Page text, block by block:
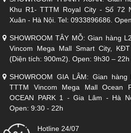
Bàn ăn thông minh mặt đá Ceramic
hoàn hảo cho không gian nội thất
dễ dàng vệ sinh khi sử dụng, giúp cho
nghi và sang trọng hơn. Đây không
còn là nơi để các thành viên trong gia
nhau, tận hưởng những giây phút nghỉ
ngày học tập và làm việc mệt mỏi. Để
hài hòa vừa sang trọng vừa đem đến
chịu thì gia chủ cũng cần hết sức
Khu R1- TTTM Royal City - Số 72
Xuân - Hà Nội. Tel: 0933896686.
SHOWROOM TÂY MỖ: Gian hàng
Vincom Mega Mall Smart City,
(Diện tích: 900m2). Open: 9h30 – 22h
SHOWROOM GIA LÂM: Gian
TTTM Vincom Mega Mall Ocean
OCEAN PARK 1 - Gia Lâm - Hà
Open: 9:30 - 22h
Hotline 24/07